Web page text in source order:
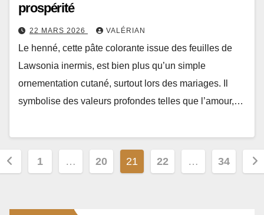
prospérité
22 MARS 2026 VALÉRIAN
Le henné, cette pâte colorante issue des feuilles de
Lawsonia inermis, est bien plus qu’un simple
ornementation cutané, surtout lors des mariages. Il
symbolise des valeurs profondes telles que l’amour,…
1 … 20 21 22 … 34